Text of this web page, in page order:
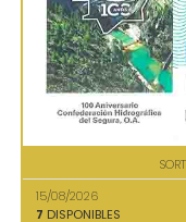
15/08/2026
7 DISPONIBLES